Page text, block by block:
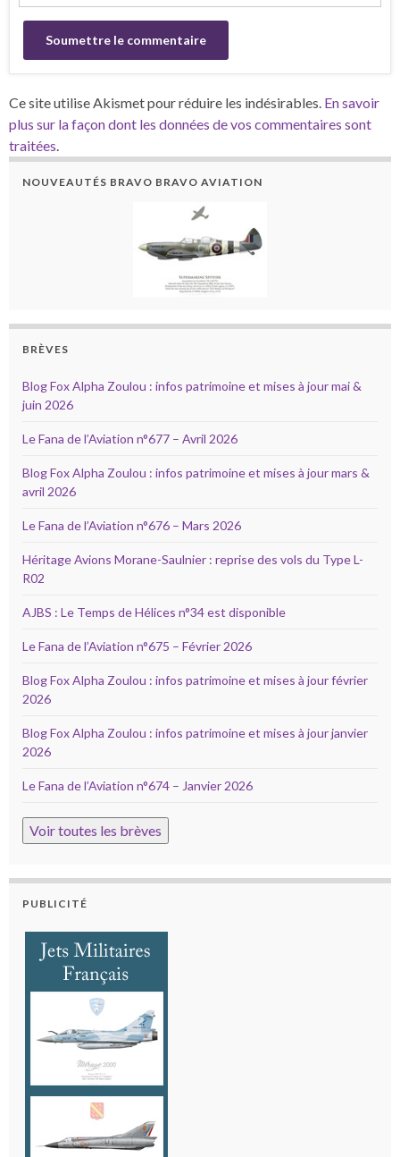
Ce site utilise Akismet pour réduire les indésirables. En savoir
plus sur la façon dont les données de vos commentaires sont
traitées
NOUVEAUTÉS BRAVO BRAVO AVIATION
BRÈVES
Blog Fox Alpha Zoulou : infos patrimoine et mises à jour mai &
juin 2026
Le Fana de l’Aviation n°677 – Avril 2026
Blog Fox Alpha Zoulou : infos patrimoine et mises à jour mars &
avril 2026
Le Fana de l’Aviation n°676 – Mars 2026
Héritage Avions Morane-Saulnier : reprise des vols du Type L-
R02
AJBS : Le Temps de Hélices n°34 est disponible
Le Fana de l’Aviation n°675 – Février 2026
Blog Fox Alpha Zoulou : infos patrimoine et mises à jour février
2026
Blog Fox Alpha Zoulou : infos patrimoine et mises à jour janvier
2026
Le Fana de l’Aviation n°674 – Janvier 2026
Voir toutes les brèves
PUBLICITÉ